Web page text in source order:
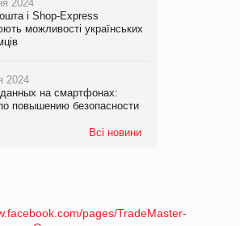
2024
і Shop-Express
можливості українських
2024
на смартфонах:
повышению безопасности
Всі новини